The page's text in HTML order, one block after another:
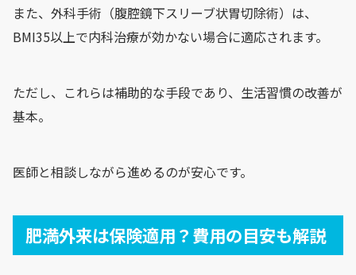
また、外科手術（腹腔鏡下スリーブ状胃切除術）は、
BMI35以上で内科治療が効かない場合に適応されます。
ただし、これらは補助的な手段であり、生活習慣の改善が
基本。
医師と相談しながら進めるのが安心です。
肥満外来は保険適用？費用の目安も解説